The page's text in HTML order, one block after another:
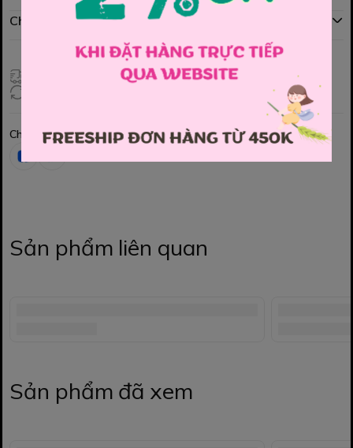
Chính sách đổi hàng
Giao hàng toàn quốc
Chia sẻ
Sản phẩm liên quan
Sản phẩm đã xem